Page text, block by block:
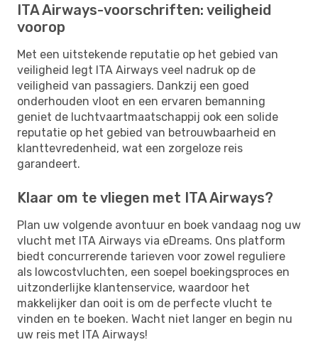
ITA Airways-voorschriften: veiligheid
voorop
Met een uitstekende reputatie op het gebied van
veiligheid legt ITA Airways veel nadruk op de
veiligheid van passagiers. Dankzij een goed
onderhouden vloot en een ervaren bemanning
geniet de luchtvaartmaatschappij ook een solide
reputatie op het gebied van betrouwbaarheid en
klanttevredenheid, wat een zorgeloze reis
garandeert.
Klaar om te vliegen met ITA Airways?
Plan uw volgende avontuur en boek vandaag nog uw
vlucht met ITA Airways via eDreams. Ons platform
biedt concurrerende tarieven voor zowel reguliere
als lowcostvluchten, een soepel boekingsproces en
uitzonderlijke klantenservice, waardoor het
makkelijker dan ooit is om de perfecte vlucht te
vinden en te boeken. Wacht niet langer en begin nu
uw reis met ITA Airways!